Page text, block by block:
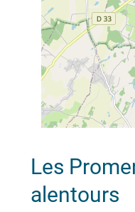
Les
alentours